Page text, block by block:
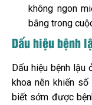
không ngon
bằng trong
Dấu hiệu bệnh
Dấu hiệu bệnh lậu
khoa nên khiến
biết sớm được